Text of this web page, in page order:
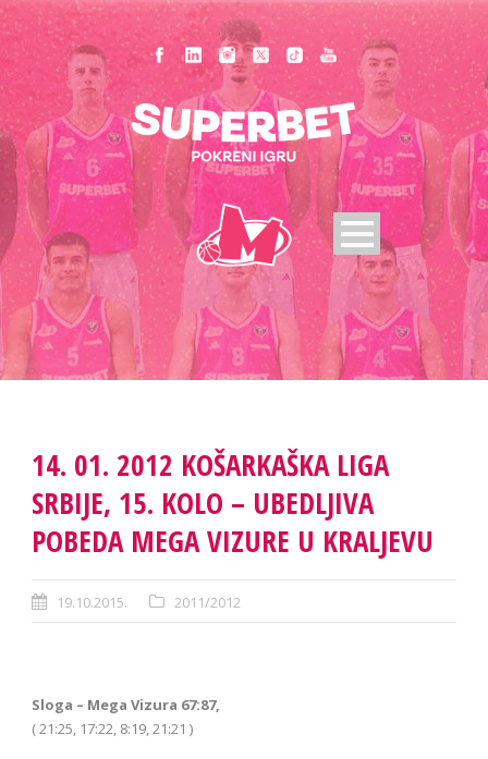
14. 01. 2012 KOŠARKAŠKA LIGA
SRBIJE, 15. KOLO – UBEDLJIVA
POBEDA MEGA VIZURE U KRALJEVU
19.10.2015. 2011/2012
Sloga – Mega Vizura 67:87,
( 21:25, 17:22, 8:19, 21:21 )